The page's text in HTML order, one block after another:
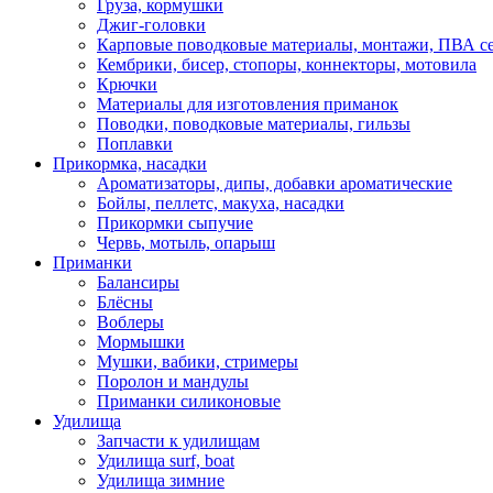
Груза, кормушки
Джиг-головки
Карповые поводковые материалы, монтажи, ПВА
Кембрики, бисер, стопоры, коннекторы, мотовила
Крючки
Материалы для изготовления приманок
Поводки, поводковые материалы, гильзы
Поплавки
Прикормка, насадки
Ароматизаторы, дипы, добавки ароматические
Бойлы, пеллетс, макуха, насадки
Прикормки сыпучие
Червь, мотыль, опарыш
Приманки
Балансиры
Блёсны
Воблеры
Мормышки
Мушки, вабики, стримеры
Поролон и мандулы
Приманки силиконовые
Удилища
Запчасти к удилищам
Удилища surf, boat
Удилища зимние